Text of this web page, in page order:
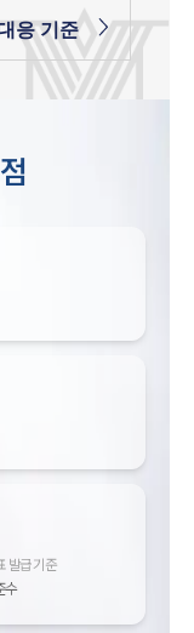
응 기준
발급 기준
수